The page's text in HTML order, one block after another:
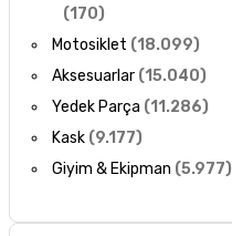
(170)
Motosiklet (18.099)
Aksesuarlar (15.040)
Yedek Parça (11.286)
Kask (9.177)
Giyim & Ekipman (5.977)